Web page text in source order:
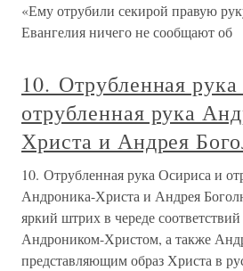
«Ему отрубили секирой правую
Евангелия ничего не сообщают об
10. Отрубленная
отрубленная рука
Христа и Андрея
10. Отрубленная рука Осириса и
Андроника-Христа и Андрея
яркий штрих в череде
Андроником-Христом, а также
представляющим образ Христа в